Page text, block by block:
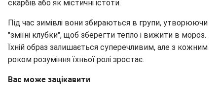
скарбів або як містичні істоти.
Під час зимівлі вони збираються в групи, утворюючи
"зміїні клубки", щоб зберегти тепло і вижити в мороз.
Їхній образ залишається суперечливим, але з кожним
роком розуміння їхньої ролі зростає.
Вас може зацікавити